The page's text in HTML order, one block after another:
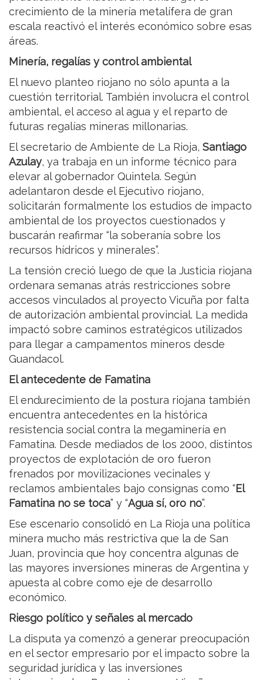
crecimiento de la minería metalífera de gran
escala reactivó el interés económico sobre esas
áreas.
Minería, regalías y control ambiental
El nuevo planteo riojano no sólo apunta a la
cuestión territorial. También involucra el control
ambiental, el acceso al agua y el reparto de
futuras regalías mineras millonarias.
El secretario de Ambiente de La Rioja, Santiago
Azulay, ya trabaja en un informe técnico para
elevar al gobernador Quintela. Según
adelantaron desde el Ejecutivo riojano,
solicitarán formalmente los estudios de impacto
ambiental de los proyectos cuestionados y
buscarán reafirmar “la soberanía sobre los
recursos hídricos y minerales”.
La tensión creció luego de que la Justicia riojana
ordenara semanas atrás restricciones sobre
accesos vinculados al proyecto Vicuña por falta
de autorización ambiental provincial. La medida
impactó sobre caminos estratégicos utilizados
para llegar a campamentos mineros desde
Guandacol.
El antecedente de Famatina
El endurecimiento de la postura riojana también
encuentra antecedentes en la histórica
resistencia social contra la megaminería en
Famatina. Desde mediados de los 2000, distintos
proyectos de explotación de oro fueron
frenados por movilizaciones vecinales y
reclamos ambientales bajo consignas como “El
Famatina no se toca” y “Agua sí, oro no”.
Ese escenario consolidó en La Rioja una política
minera mucho más restrictiva que la de San
Juan, provincia que hoy concentra algunas de
las mayores inversiones mineras de Argentina y
apuesta al cobre como eje de desarrollo
económico.
Riesgo político y señales al mercado
La disputa ya comenzó a generar preocupación
en el sector empresario por el impacto sobre la
seguridad jurídica y las inversiones